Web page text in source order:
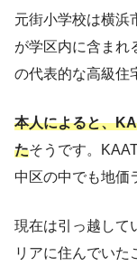
元街小学校は横浜
が学区内に含まれ
の代表的な高級住
本人によると、
たそうです。
中区の中でも地価
現在は引っ越して
リアに住んでいた